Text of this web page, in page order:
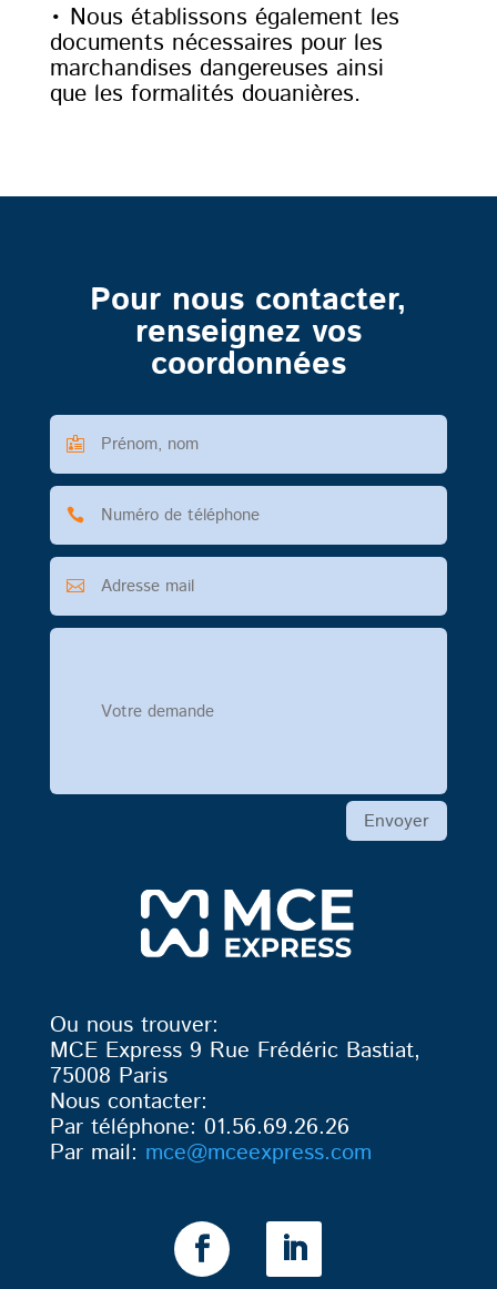
• Nous établissons également les
documents nécessaires pour les
marchandises dangereuses ainsi
que les formalités douanières.
Pour nous contacter,
renseignez vos
coordonnées
Envoyer
Ou nous trouver:
MCE Express 9 Rue Frédéric Bastiat,
75008 Paris
Nous contacter:
Par téléphone: 01.56.69.26.26
Par mail: mce@mceexpress.com